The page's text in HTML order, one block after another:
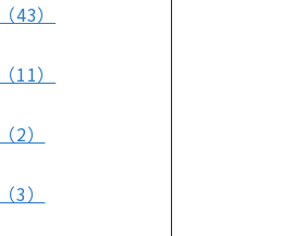
43）
11）
2）
3）